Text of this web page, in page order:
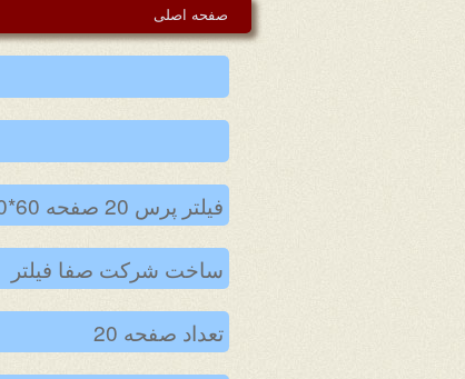
صفحه اصلی
فیلتر پرس 20 صفحه 60*60 نو
ساخت شرکت صفا فیلتر
تعداد صفحه 20